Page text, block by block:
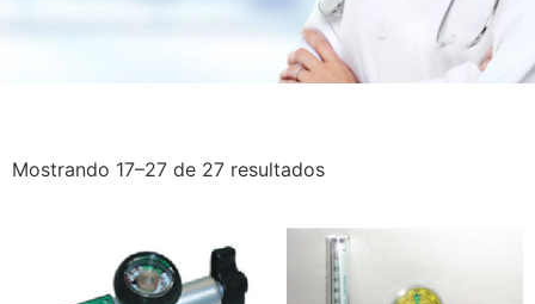
Mostrando 17–27 de 27 resultados